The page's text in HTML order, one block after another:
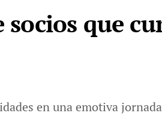
que
en una emotiva